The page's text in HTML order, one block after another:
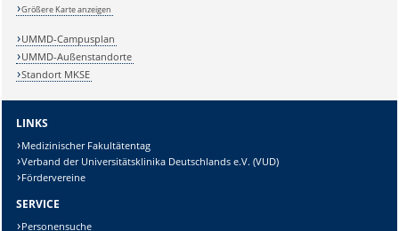
Größere Karte anzeigen
UMMD-Campusplan
UMMD-Außenstandorte
Standort MKSE
LINKS
Medizinischer Fakultätentag
Verband der Universitätsklinika Deutschlands e.V. (VUD)
Fördervereine
SERVICE
Personensuche